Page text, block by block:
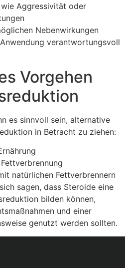
Aggressivität oder
Nebenwirkungen
verantwortungsvoll
Vorgehen
es sinnvoll sein, alternative
in Betracht zu ziehen:
natürlichen Fettverbrennern
sagen, dass Steroide eine
bilden können,
und einer
genutzt werden sollten.